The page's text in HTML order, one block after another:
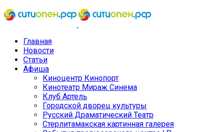
Главная
Новости
Статьи
Афиша
Киноцентр Кинопорт
Кинотеатр Мираж Синема
Клуб Артель
Городской дворец культуры
Русский Драматический Театр
Стерлитамакская картинная галерея